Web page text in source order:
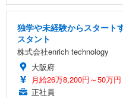
独学や未経験からスタート
スタント
株式会社enrich technology
大阪府
月給26万8,200円～50万円
正社員